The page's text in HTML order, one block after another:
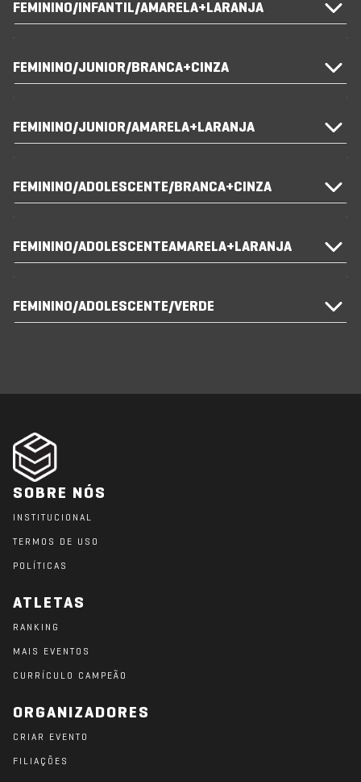
FEMININO/INFANTIL/AMARELA+LARANJA
FEMININO/JUNIOR/BRANCA+CINZA
FEMININO/JUNIOR/AMARELA+LARANJA
FEMININO/ADOLESCENTE/BRANCA+CINZA
FEMININO/ADOLESCENTEAMARELA+LARANJA
FEMININO/ADOLESCENTE/VERDE
SOBRE NÓS
INSTITUCIONAL
TERMOS DE USO
POLÍTICAS
ATLETAS
RANKING
MAIS EVENTOS
CURRÍCULO CAMPEÃO
ORGANIZADORES
CRIAR EVENTO
FILIAÇÕES